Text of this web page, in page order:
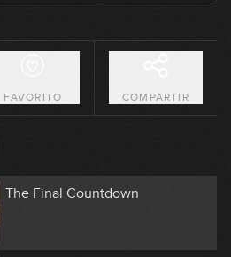
FAVORITO COMPARTIR
Livin' On A Prayer
Highway Star
The Final Countdown